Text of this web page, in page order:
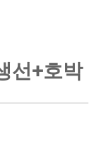
선+호박